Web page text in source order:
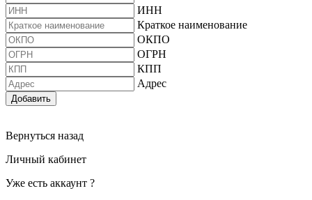
ИНН
Краткое наименование
ОКПО
ОГРН
КПП
Адрес
Добавить
Вернуться назад
Личный кабинет
Уже есть аккаунт ?